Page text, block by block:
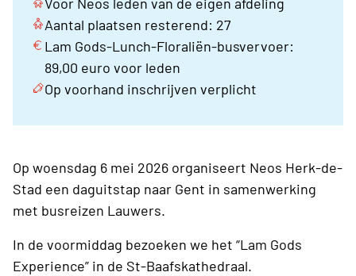
Aantal plaatsen resterend: 27
Lam Gods-Lunch-Floraliën-busvervoer:
89,00 euro voor leden
Op voorhand inschrijven verplicht
Op woensdag 6 mei 2026 organiseert Neos Herk-de-
Stad een daguitstap naar Gent in samenwerking
met busreizen Lauwers.
In de voormiddag bezoeken we het “Lam Gods
Experience” in de St-Baafskathedraal.